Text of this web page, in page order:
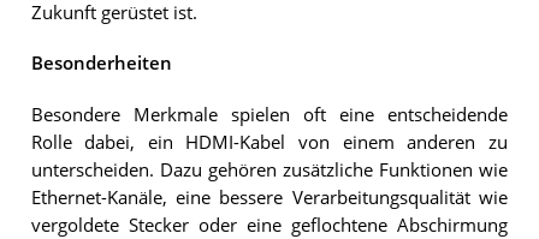
Zukunft gerüstet ist.
Besonderheiten
Besondere Merkmale spielen oft eine entscheidende
Rolle dabei, ein HDMI-Kabel von einem anderen zu
unterscheiden. Dazu gehören zusätzliche Funktionen wie
Ethernet-Kanäle, eine bessere Verarbeitungsqualität wie
vergoldete Stecker oder eine geflochtene Abschirmung